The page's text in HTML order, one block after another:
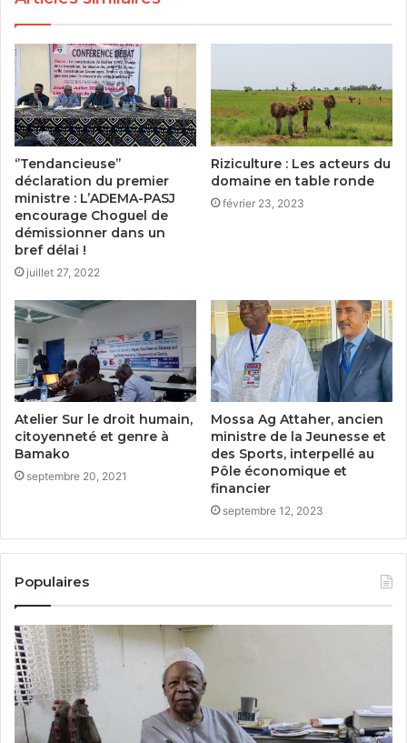
‘’Tendancieuse’’
déclaration du premier
ministre : L’ADEMA-PASJ
encourage Choguel de
démissionner dans un
bref délai !
juillet 27, 2022
Riziculture : Les acteurs du
domaine en table ronde
février 23, 2023
Atelier Sur le droit humain,
citoyenneté et genre à
Bamako
septembre 20, 2021
Mossa Ag Attaher, ancien
ministre de la Jeunesse et
des Sports, interpellé au
Pôle économique et
financier
septembre 12, 2023
Populaires